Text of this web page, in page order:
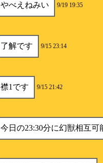
やべえねみい 9/19 19:35
了解です 9/15 23:14
襟1です 9/15 21:42
今日の23:30分に幻獣相互可